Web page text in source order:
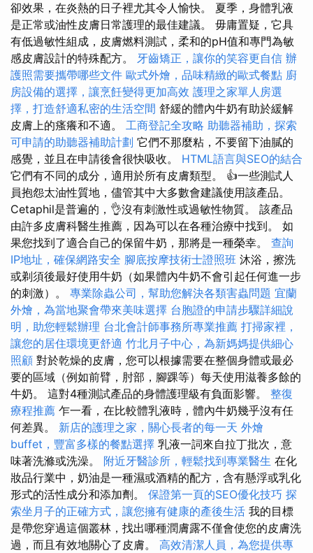
卻效果，在炎熱的日子裡尤其令人愉快。 夏季，身體乳液
是正常或油性皮膚日常護理的最佳建議。 毋庸置疑，它具
有低過敏性組成，皮膚燃料測試，柔和的pH值和專門為敏
感皮膚設計的特殊配方。 牙齒矯正，讓你的笑容更自信 辦
護照需要攜帶哪些文件 歐式外燴，品味精緻的歐式餐點 廚
房設備的選擇，讓烹飪變得更加高效 護理之家單人房選
擇，打造舒適私密的生活空間 舒緩的體內牛奶有助於緩解
皮膚上的瘙癢和不適。 工商登記全攻略 助聽器補助，探索
可申請的助聽器補助計劃 它們不那麼粘，不要留下油膩的
感覺，並且在申請後會很快吸收。 HTML語言與SEO的結合
它們有不同的成分，適用於所有皮膚類型。 👍一些測試人
員抱怨太油性質地，儘管其中大多數會建議使用該產品。
Cetaphil是普遍的，👌沒有刺激性或過敏性物質。 該產品
由許多皮膚科醫生推薦，因為可以在各種治療中找到。 如
果您找到了適合自己的保留牛奶，那將是一種榮幸。 查詢
IP地址，確保網路安全 腳底按摩技術士證照班 沐浴，擦洗
或剃須後最好使用牛奶（如果體內牛奶不會引起任何進一步
的刺激）。 專業除蟲公司，幫助您解決各類害蟲問題 宜蘭
外燴，為當地聚會帶來美味選擇 台胞證的申請步驟詳細說
明，助您輕鬆辦理 台北會計師事務所專業推薦 打掃家裡，
讓您的居住環境更舒適 竹北月子中心，為新媽媽提供細心
照顧 對於乾燥的皮膚，您可以根據需要在整個身體或最必
要的區域（例如前臂，肘部，腳踝等）每天使用滋養多餘的
牛奶。 這對4種測試產品的身體護理級有負面影響。 整復
療程推薦 乍一看，在比較體乳液時，體內牛奶幾乎沒有任
何差異。 新店的護理之家，關心長者的每一天 外燴
buffet，豐富多樣的餐點選擇 乳液一詞來自拉丁批次，意
味著洗滌或洗澡。 附近牙醫診所，輕鬆找到專業醫生 在化
妝品行業中，奶油是一​​種濕或酒精的配方，含有懸浮或乳化
形式的活性成分和添加劑。 保證第一頁的SEO優化技巧 探
索坐月子的正確方式，讓您擁有健康的產後生活 我的目標
是帶您穿過這個叢林，找出哪種潤膚露不僅會使您的皮膚洗
過，而且有效地關心了皮膚。 高效清潔人員，為您提供專